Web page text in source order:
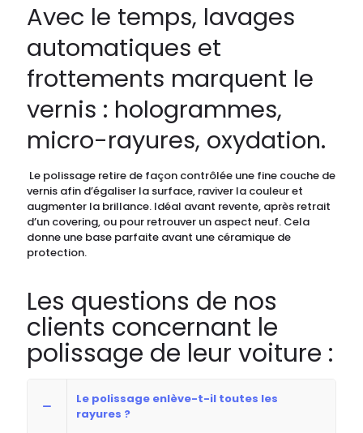
Avec le temps, lavages
automatiques et
frottements marquent le
vernis : hologrammes,
micro-rayures, oxydation.
Le polissage retire de façon contrôlée une fine couche de
vernis afin d’égaliser la surface, raviver la couleur et
augmenter la brillance. Idéal avant revente, après retrait
d’un covering, ou pour retrouver un aspect neuf. Cela
donne une base parfaite avant une céramique de
protection.
Les questions de nos
clients concernant le
polissage de leur voiture :
Le polissage enlève-t-il toutes les
rayures ?